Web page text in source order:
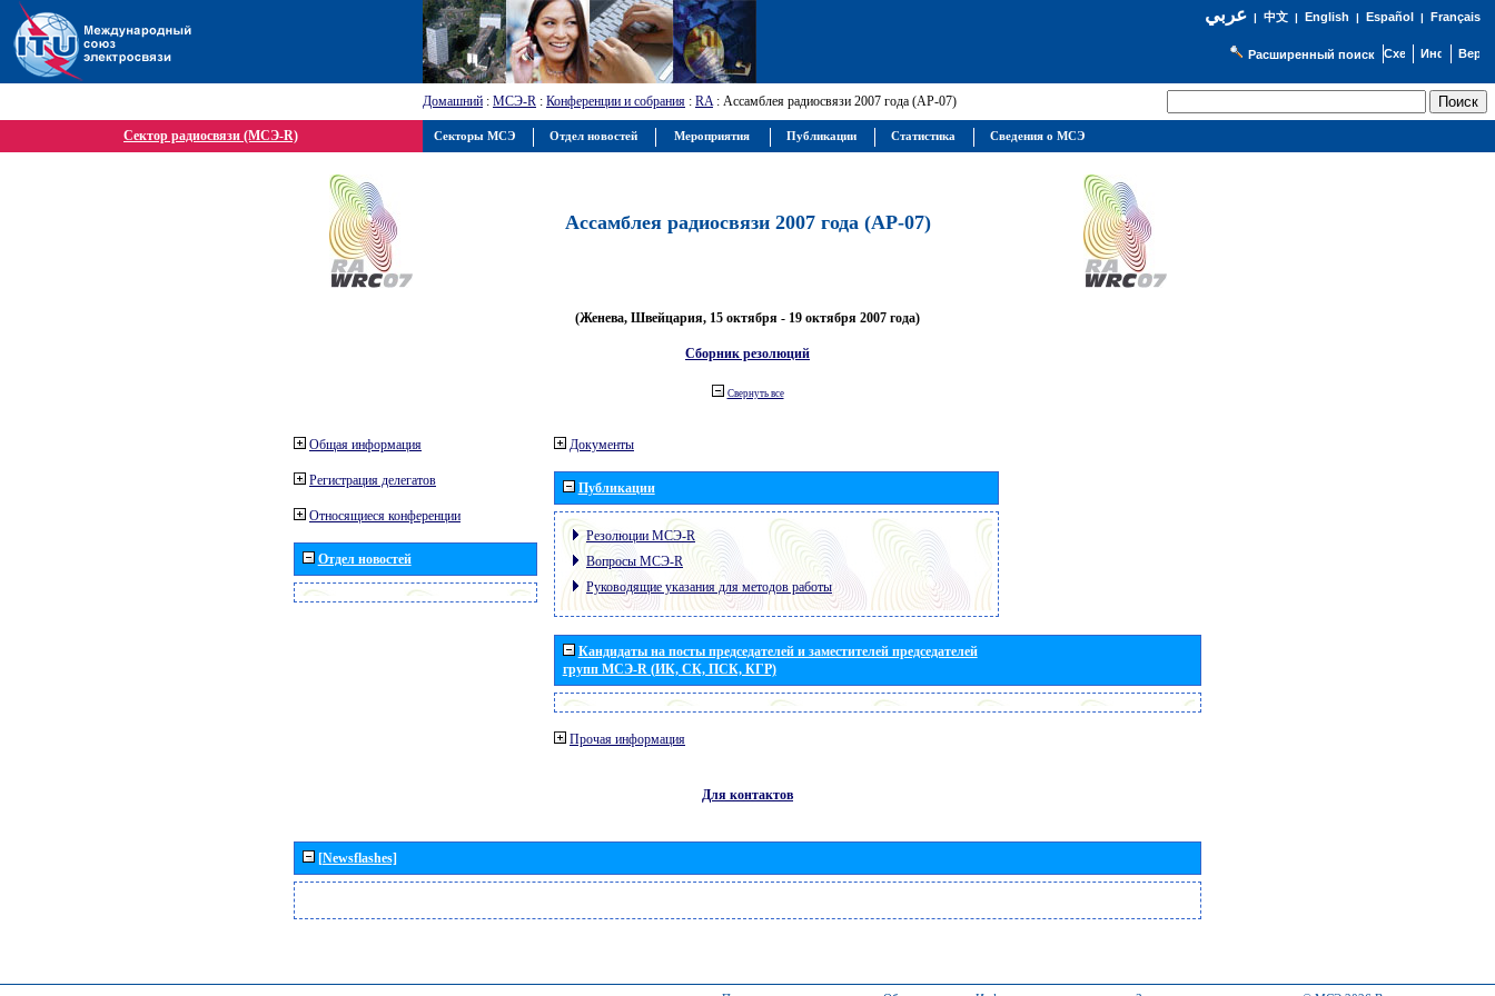
عربي| 中文| English | Español | Français
Расширенный поиск
Домашний : МСЭ-R : Конференции и собрания : RA: Ассамблея радиосвязи 2007 года (АР-07)
Сектор радиосвязи (МСЭ-R)
Ассамблея радиосвязи 2007 года (АР-07)
(Женева, Швейцария, 15 октября - 19 октября 2007 года)
Сборник резолюций
Свернуть все
Общая информация
Регистрация делегатов
Относящиеся конференции
Отдел новостей
Документы
Публикации
Резолюции МСЭ-R
Вопросы МСЭ-R
Руководящие указания для методов работы
Кандидаты на посты председателей и заместителей председателей
групп МСЭ-R (ИК, СК, ПСК, КГР)
Прочая информация
Для контактов
[Newsflashes]
Секторы МСЭ Отдел новостей Мероприятия Публикации Статистика Сведения о МСЭ